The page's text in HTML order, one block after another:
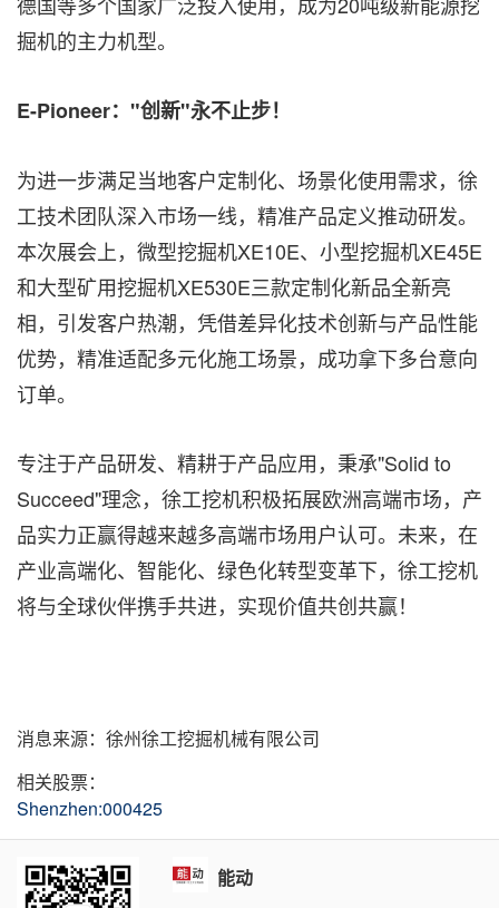
掘机的主力机型。
E-Pioneer："创新"永不止步！
为进一步满足当地客户定制化、场景化使用需求，徐
工技术团队深入市场一线，精准产品定义推动研发。
本次展会上，微型挖掘机XE10E、小型挖掘机XE45E
和大型矿用挖掘机XE530E三款定制化新品全新亮
相，引发客户热潮，凭借差异化技术创新与产品性能
优势，精准适配多元化施工场景，成功拿下多台意向
订单。
专注于产品研发、精耕于产品应用，秉承"Solid to
Succeed"理念，徐工挖机积极拓展欧洲高端市场，产
品实力正赢得越来越多高端市场用户认可。未来，在
产业高端化、智能化、绿色化转型变革下，徐工挖机
将与全球伙伴携手共进，实现价值共创共赢！
消息来源：徐州徐工挖掘机械有限公司
相关股票：
Shenzhen:000425
能动